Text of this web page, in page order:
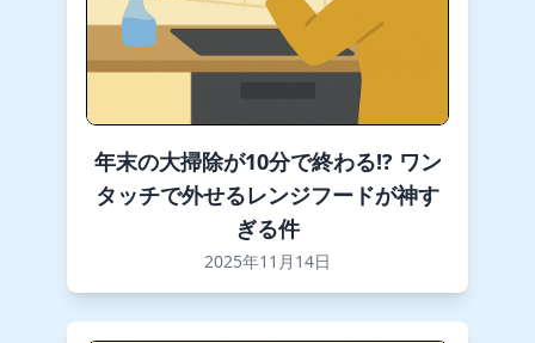
年末の大掃除が10分で終わる!? ワン
タッチで外せるレンジフードが神す
ぎる件
2025年11月14日